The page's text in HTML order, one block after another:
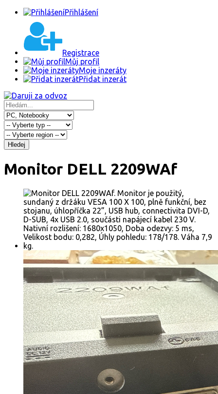
Přihlášení
Registrace
Můj profil
Moje inzeráty
Přidat inzerát
Hledej
Monitor DELL 2209WAf